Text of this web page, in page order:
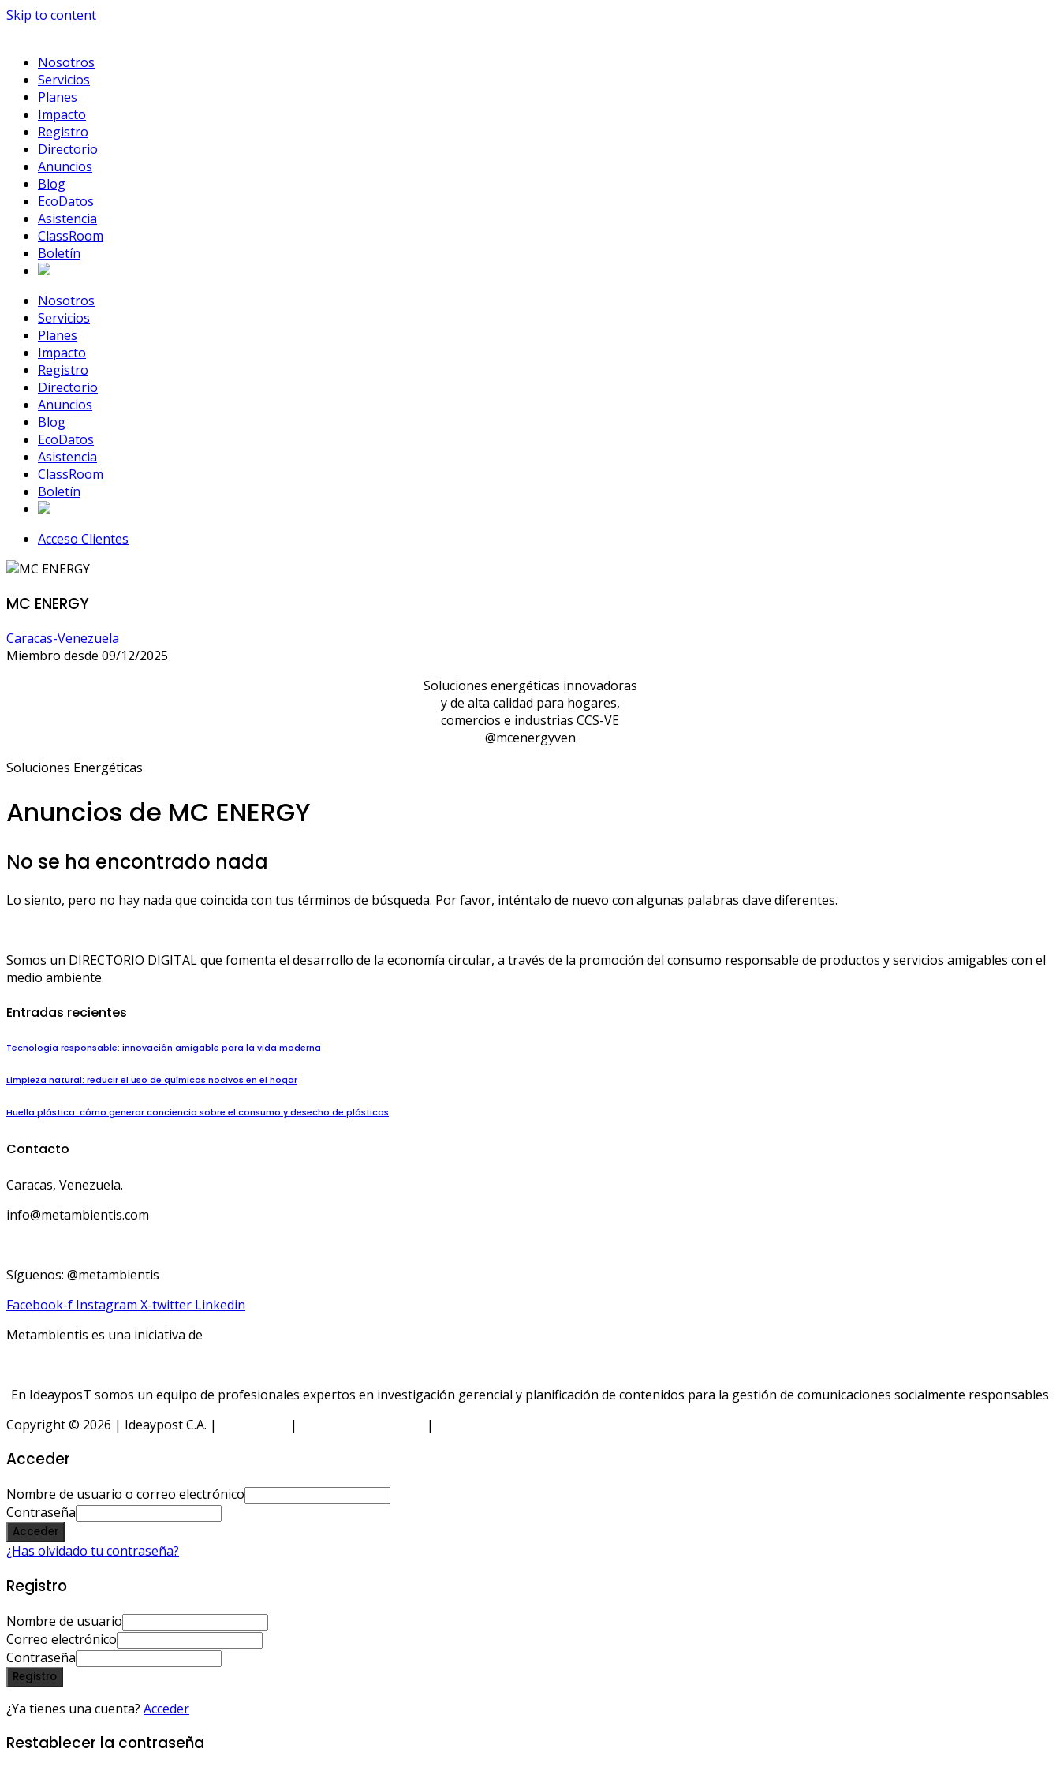
Skip to content
Nosotros
Servicios
Planes
Impacto
Registro
Directorio
Anuncios
Blog
EcoDatos
Asistencia
ClassRoom
Boletín
Nosotros
Servicios
Planes
Impacto
Registro
Directorio
Anuncios
Blog
EcoDatos
Asistencia
ClassRoom
Boletín
Acceso Clientes
MC ENERGY
Caracas-Venezuela
Miembro desde 09/12/2025
Soluciones energéticas innovadoras
y de alta calidad para hogares,
comercios e industrias CCS-VE
@mcenergyven
Soluciones Energéticas
Anuncios de MC ENERGY
No se ha encontrado nada
Lo siento, pero no hay nada que coincida con tus términos de búsqueda. Por favor, inténtalo de nuevo con algunas palabras clave diferentes.
Somos un DIRECTORIO DIGITAL que fomenta el desarrollo de la economía circular, a través de la promoción del consumo responsable de productos y servicios amigables con el
medio ambiente.
Entradas recientes
Tecnología responsable: innovación amigable para la vida moderna
Limpieza natural: reducir el uso de químicos nocivos en el hogar
Huella plástica: cómo generar conciencia sobre el consumo y desecho de plásticos
Contacto
Caracas, Venezuela.
info@metambientis.com
Síguenos: @metambientis
Facebook-f Instagram X-twitter Linkedin
Metambientis es una iniciativa de
En IdeayposT somos un equipo de profesionales expertos en investigación gerencial y planificación de contenidos para la gestión de comunicaciones socialmente responsables
Copyright © 2026 | Ideaypost C.A. |
| |
Acceder
Nombre de usuario o correo electrónico
Contraseña
Acceder
¿Has olvidado tu contraseña?
Registro
Nombre de usuario
Correo electrónico
Contraseña
Registro
¿Ya tienes una cuenta? Acceder
Restablecer la contraseña